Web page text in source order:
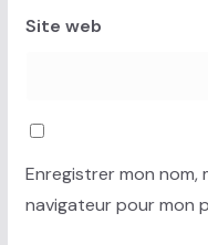
Site web
Enregistrer mon nom,
navigateur pour mon